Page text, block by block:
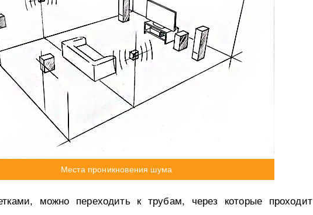
Места проникновения шума
можно переходить к трубам, через которые проходит